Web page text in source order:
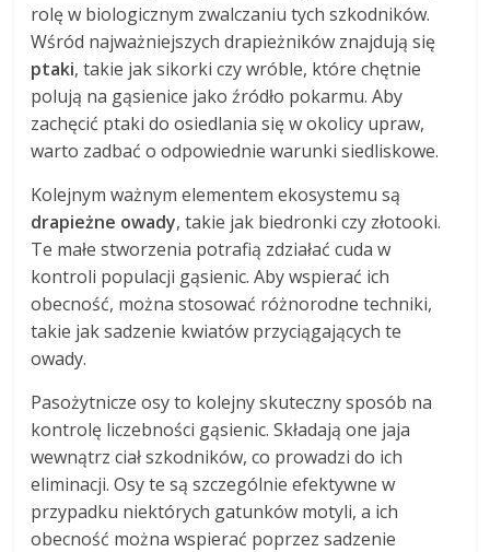
rolę w biologicznym zwalczaniu tych szkodników.
Wśród najważniejszych drapieżników znajdują się
ptaki, takie jak sikorki czy wróble, które chętnie
polują na gąsienice jako źródło pokarmu. Aby
zachęcić ptaki do osiedlania się w okolicy upraw,
warto zadbać o odpowiednie warunki siedliskowe.
Kolejnym ważnym elementem ekosystemu są
drapieżne owady, takie jak biedronki czy złotooki.
Te małe stworzenia potrafią zdziałać cuda w
kontroli populacji gąsienic. Aby wspierać ich
obecność, można stosować różnorodne techniki,
takie jak sadzenie kwiatów przyciągających te
owady.
Pasożytnicze osy to kolejny skuteczny sposób na
kontrolę liczebności gąsienic. Składają one jaja
wewnątrz ciał szkodników, co prowadzi do ich
eliminacji. Osy te są szczególnie efektywne w
przypadku niektórych gatunków motyli, a ich
obecność można wspierać poprzez sadzenie